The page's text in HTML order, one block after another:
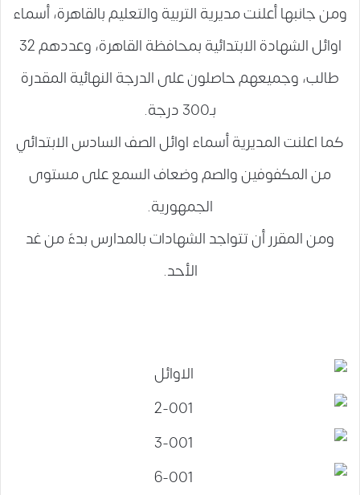
ومن جانبها أعلنت مديرية التربية والتعليم بالقاهرة، أسماء
اوائل الشهادة الابتدائية بمحافظة القاهرة، وعددهم 32
طالب، وجميعهم حاصلون على الدرجة النهائية المقدرة
بـ300 درجة.
كما اعلنت المديرية أسماء اوائل الصف السادس الابتدائي
من المكفوفين والصم وضعاف السمع على مستوى
الجمهورية.
ومن المقرر أن تتواجد الشهادات بالمدارس بدءً من غد
الأحد.